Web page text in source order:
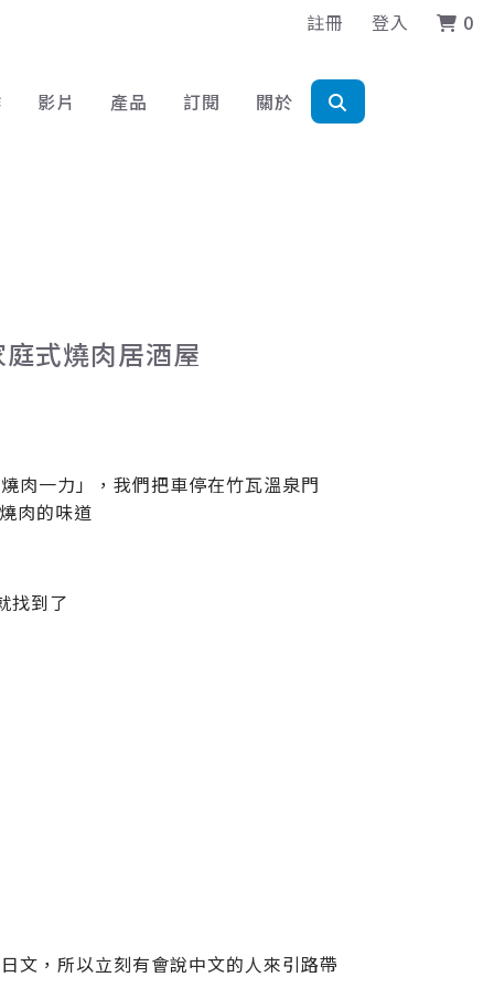
註冊 登入 0
影片 產品 訂閱 關於
式燒肉居酒屋
肉一力」，我們把車停在竹瓦溫泉門
肉的味道
找到了
文，所以立刻有會說中文的人來引路帶